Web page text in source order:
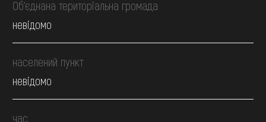
Об’єднана територіальна громада
невідомо
населений пункт
невідомо
час